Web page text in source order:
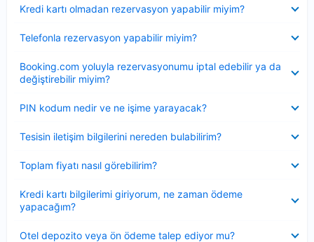
Kredi kartı olmadan rezervasyon yapabilir miyim?
Telefonla rezervasyon yapabilir miyim?
Booking.com yoluyla rezervasyonumu iptal edebilir ya da
değiştirebilir miyim?
PIN kodum nedir ve ne işime yarayacak?
Tesisin iletişim bilgilerini nereden bulabilirim?
Toplam fiyatı nasıl görebilirim?
Kredi kartı bilgilerimi giriyorum, ne zaman ödeme
yapacağım?
Otel depozito veya ön ödeme talep ediyor mu?